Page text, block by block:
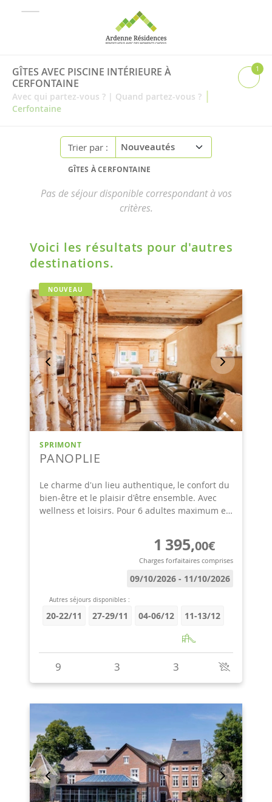
GÎTES AVEC PISCINE INTÉRIEURE À
CERFONTAINE
Avec qui partez-vous ? | Quand partez-vous ? |
Cerfontaine
1
Trier par :
GÎTES À CERFONTAINE
Pas de séjour disponible correspondant à vos
critères.
Voici les résultats pour d'autres
destinations.